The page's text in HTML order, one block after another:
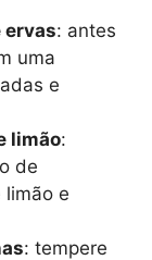
ervas: antes
uma
e
limão:
de
e
: tempere